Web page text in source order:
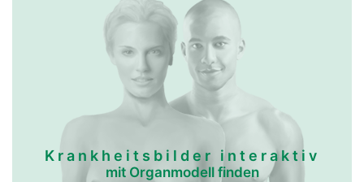
Krankheitsbilder interaktiv
mit Organmodell finden